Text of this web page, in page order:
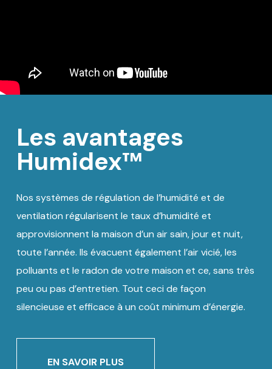
Les avantages
Humidex™
Nos systèmes de régulation de l’humidité et de
ventilation régularisent le taux d’humidité et
approvisionnent la maison d’un air sain, jour et nuit,
toute l’année. Ils évacuent également l’air vicié, les
polluants et le radon de votre maison et ce, sans très
peu ou pas d’entretien. Tout ceci de façon
silencieuse et efficace à un coût minimum d’énergie.
EN SAVOIR PLUS